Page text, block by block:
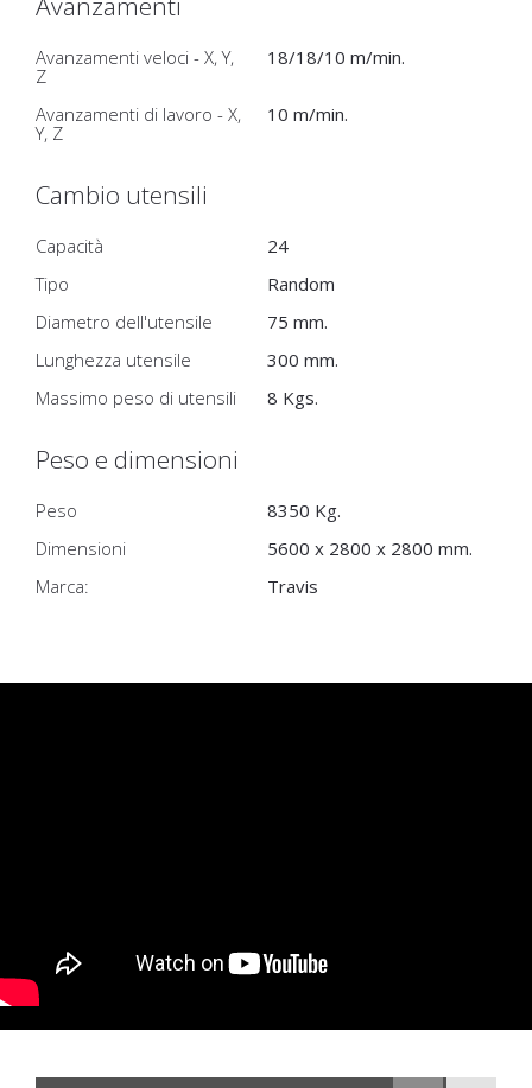
Avanzamenti veloci - X, Y,
Z
18/18/10 m/min.
Avanzamenti di lavoro - X,
Y, Z
10 m/min.
Cambio utensili
Capacità
24
Tipo
Random
Diametro dell'utensile
75 mm.
Lunghezza utensile
300 mm.
Massimo peso di utensili
8 Kgs.
Peso e dimensioni
Peso
8350 Kg.
Dimensioni
5600 x 2800 x 2800 mm.
Marca:
Travis